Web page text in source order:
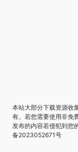
本站大部分下载资源收
有。若您需要使用非免
发布的内容若侵犯到您
备2023052671号